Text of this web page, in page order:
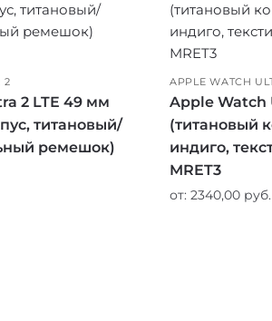
2
2 LTE 49 мм
титановый/
ремешок)
APPLE WATCH
Apple Watch
(титановый
индиго,
MRET3
от: 2340,00 руб.